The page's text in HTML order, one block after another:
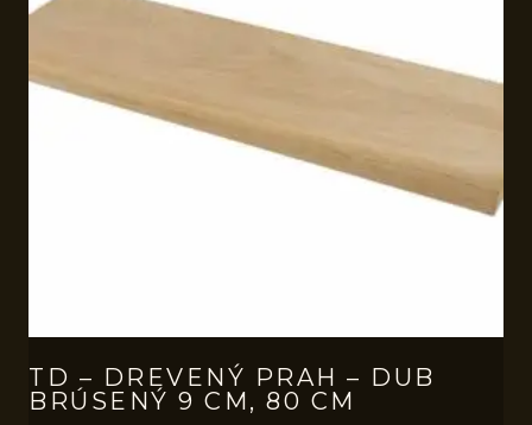
TD – DREVENÝ PRAH – DUB
BRÚSENÝ 9 CM, 80 CM